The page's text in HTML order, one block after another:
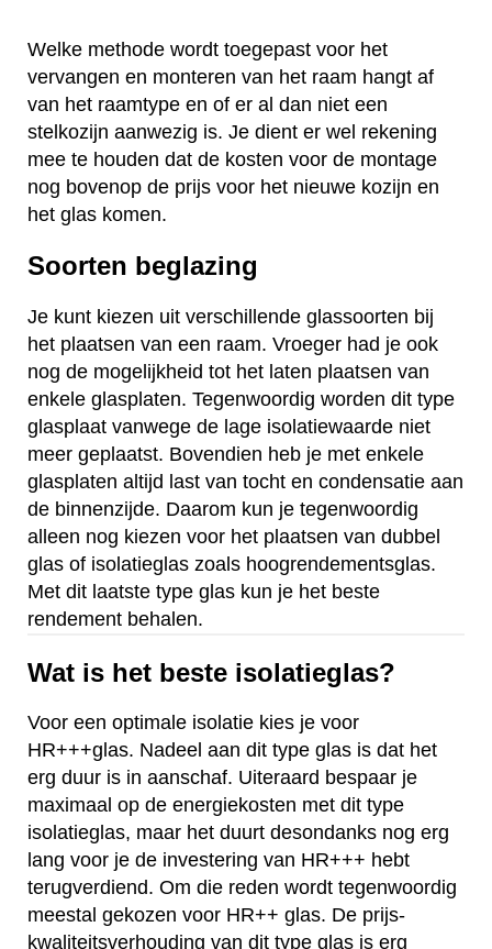
Welke methode wordt toegepast voor het
vervangen en monteren van het raam hangt af
van het raamtype en of er al dan niet een
stelkozijn aanwezig is. Je dient er wel rekening
mee te houden dat de kosten voor de montage
nog bovenop de prijs voor het nieuwe kozijn en
het glas komen.
Soorten beglazing
Je kunt kiezen uit verschillende glassoorten bij
het plaatsen van een raam. Vroeger had je ook
nog de mogelijkheid tot het laten plaatsen van
enkele glasplaten. Tegenwoordig worden dit type
glasplaat vanwege de lage isolatiewaarde niet
meer geplaatst. Bovendien heb je met enkele
glasplaten altijd last van tocht en condensatie aan
de binnenzijde. Daarom kun je tegenwoordig
alleen nog kiezen voor het plaatsen van dubbel
glas of isolatieglas zoals hoogrendementsglas.
Met dit laatste type glas kun je het beste
rendement behalen.
Wat is het beste isolatieglas?
Voor een optimale isolatie kies je voor
HR+++glas. Nadeel aan dit type glas is dat het
erg duur is in aanschaf. Uiteraard bespaar je
maximaal op de energiekosten met dit type
isolatieglas, maar het duurt desondanks nog erg
lang voor je de investering van HR+++ hebt
terugverdiend. Om die reden wordt tegenwoordig
meestal gekozen voor HR++ glas. De prijs-
kwaliteitsverhouding van dit type glas is erg